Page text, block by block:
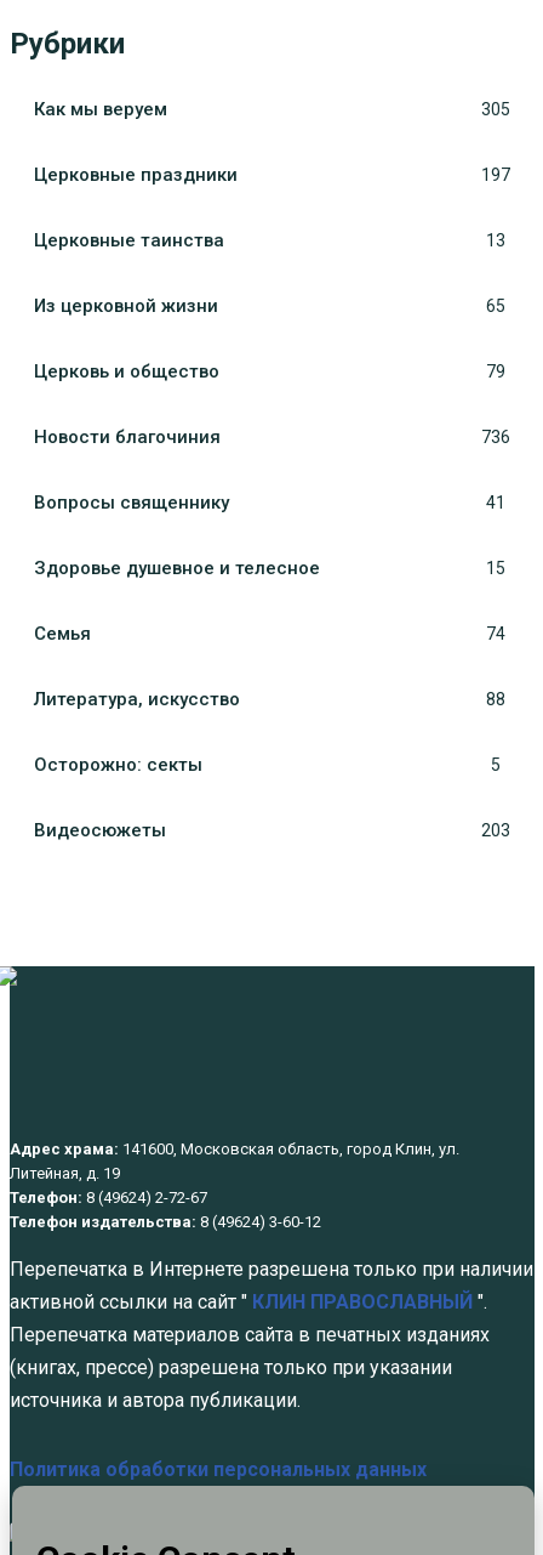
Рубрики
Как мы веруем 305
Церковные праздники 197
Церковные таинства 13
Из церковной жизни 65
Церковь и общество 79
Новости благочиния 736
Вопросы священнику 41
Здоровье душевное и телесное 15
Семья 74
Литература, искуcство 88
Осторожно: секты 5
Видеосюжеты 203
Адрес храма: 141600, Московская область, город Клин, ул.
Литейная, д. 19
Телефон: 8 (49624) 2-72-67
Телефон издательства: 8 (49624) 3-60-12
Перепечатка в Интернете разрешена только при наличии
активной ссылки на сайт " КЛИН ПРАВОСЛАВНЫЙ ".
Перепечатка материалов сайта в печатных изданиях
(книгах, прессе) разрешена только при указании
источника и автора публикации.
Политика обработки персональных данных